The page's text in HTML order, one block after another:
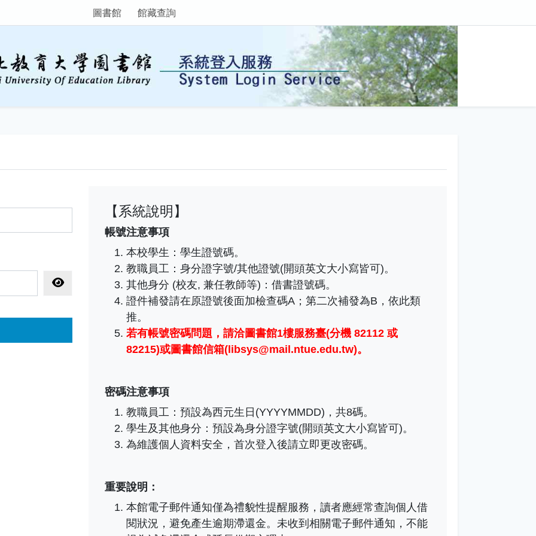
圖書館 館藏查詢
顯示密碼
【系統說明】
帳號注意事項
本校學生：學生證號碼。
教職員工 ：身分證字號/其他證號(開頭英文大小寫皆可)。
其他身分 (校友, 兼任教師等)：借書證號碼。
證件補發請在原證號後面加檢查碼A；第二次補發為B，依此類
推。
若有帳號密碼問題，請洽圖書館1樓服務臺(分機 82112 或
82215)或圖書館信箱(libsys@mail.ntue.edu.tw)。
密碼注意事項
教職員工：預設為西元生日(YYYYMMDD)，共8碼。
學生及其他身分：預設為身分證字號(開頭英文大小寫皆可)。
為維護個人資料安全，首次登入後請立即更改密碼。
重要說明：
本館電子郵件通知僅為禮貌性提醒服務，讀者應經常查詢個人借
閱狀況，避免產生逾期滯還金。未收到相關電子郵件通知，不能